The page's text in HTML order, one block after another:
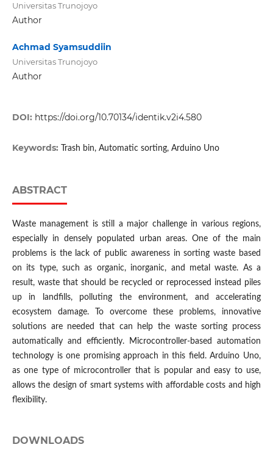
Universitas Trunojoyo
Author
Achmad Syamsuddiin
Universitas Trunojoyo
Author
DOI: https://doi.org/10.70134/identik.v2i4.580
Keywords: Trash bin, Automatic sorting, Arduino Uno
ABSTRACT
Waste management is still a major challenge in various regions,
especially in densely populated urban areas. One of the main
problems is the lack of public awareness in sorting waste based
on its type, such as organic, inorganic, and metal waste. As a
result, waste that should be recycled or reprocessed instead piles
up in landfills, polluting the environment, and accelerating
ecosystem damage. To overcome these problems, innovative
solutions are needed that can help the waste sorting process
automatically and efficiently. Microcontroller-based automation
technology is one promising approach in this field. Arduino Uno,
as one type of microcontroller that is popular and easy to use,
allows the design of smart systems with affordable costs and high
flexibility.
DOWNLOADS